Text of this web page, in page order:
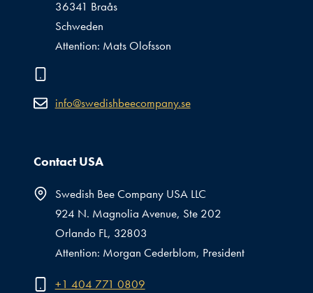
36341 Braås
Schweden
Attention: Mats Olofsson
info@swedishbeecompany.se
Contact USA
Swedish Bee Company USA LLC
924 N. Magnolia Avenue, Ste 202
Orlando FL, 32803
Attention: Morgan Cederblom, President
+1 404 771 0809